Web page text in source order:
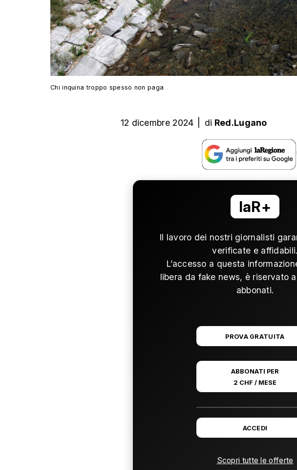
Chi inquina troppo spesso non paga
12 dicembre 2024 di Red.Lugano
laR+
Il lavoro dei nostri giornalisti
verificate e affidabili.
L’accesso a questa
libera da fake news, è riservato
abbonati.
PROVA GRATUITA
ABBONATI PER
2 CHF / MESE
ACCEDI
Scopri tutte le offerte